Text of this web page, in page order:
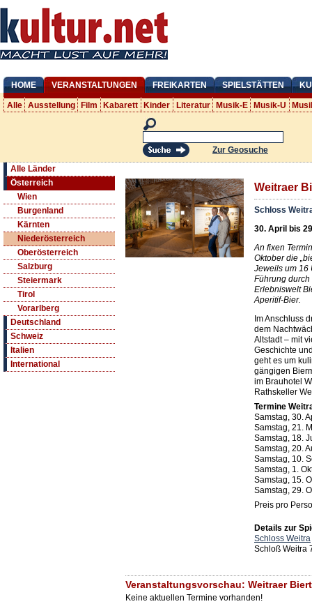
HOME VERANSTALTUNGEN FREIKARTEN SPIELSTÄTTEN
Alle Ausstellung Film Kabarett Kinder Literatur Musik-E Musik-U
Zur Geosuche
Alle Länder
Österreich
Wien
Burgenland
Kärnten
Niederösterreich
Oberösterreich
Salzburg
Steiermark
Tirol
Vorarlberg
Deutschland
Schweiz
Italien
International
Weitraer
Schloss
30. April bis
An fixen
Oktober die
Jeweils um 16
Führung
Erlebniswelt
Aperitif-Bier.
Im Anschluss
dem
Altstadt – mit
Geschichte
geht es um
gängigen
im Brauhotel
Rathskeller
Termine
Samstag, 30.
Samstag, 21.
Samstag, 18.
Samstag, 20.
Samstag, 10.
Samstag, 1.
Samstag, 15.
Samstag, 29.
Preis pro
Details zur
Schloss Weitra
Schloß Weitra
Veranstaltungsvorschau: Weitraer
Keine aktuellen Termine vorhanden!